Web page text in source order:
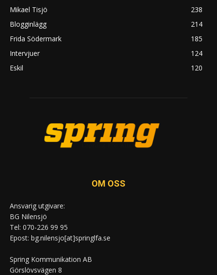
Mikael Tisjö
238
Blogginlägg
214
Frida Södermark
185
Intervjuer
124
Eskil
120
OM OSS
Ansvarig utgivare:
BG Nilensjö
Tel: 070-226 99 95
Epost: bg.nilensjo[at]springlfa.se
Spring Kommunikation AB
Görslövsvägen 8